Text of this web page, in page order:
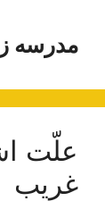
محتوامدرسه
علّت
غريب